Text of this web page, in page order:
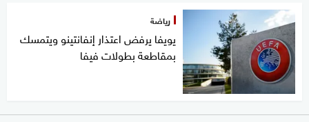
رياضة
يويفا يرفض اعتذار إنفانتينو ويتمسك
بمقاطعة بطولات فيفا